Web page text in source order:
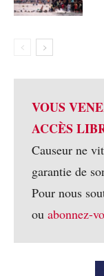
VOUS
ACCÈS
Causeur ne
garantie de
Pour nous
ou abonnez-